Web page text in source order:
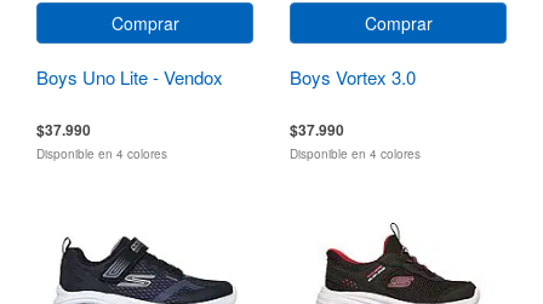
Comprar
Boys Uno Lite - Vendox
$37.990
Disponible en 4 colores
Comprar
Boys Vortex 3.0
$37.990
Disponible en 4 colores